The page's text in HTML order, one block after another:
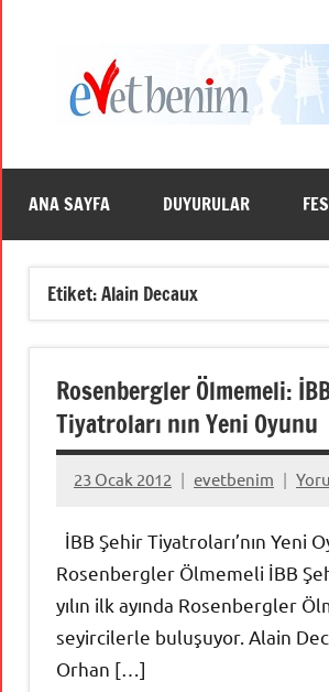
ANA SAYFA DUYURULAR
Etiket:Alain Decaux
Rosenbergler Ölmemeli:
Tiyatroları nın Yeni Oyunu
23 Ocak 2012 evetbenim
İBB Şehir Tiyatroları’nın Yeni
Rosenbergler Ölmemeli İBB
yılın ilk ayında Rosenbergler
seyircilerle buluşuyor. Alain
Orhan […]